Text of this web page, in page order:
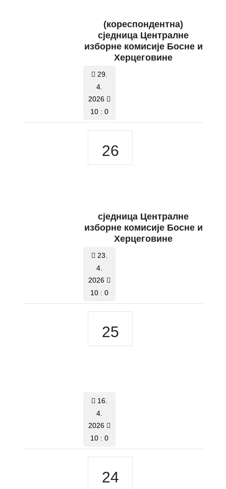
(кореспондентна)
сједница Централне
изборне комисије Босне и
Херцеговине
29.
4.
2026
10 : 0
26
сједница Централне
изборне комисије Босне и
Херцеговине
23.
4.
2026
10 : 0
25
16.
4.
2026
10 : 0
24